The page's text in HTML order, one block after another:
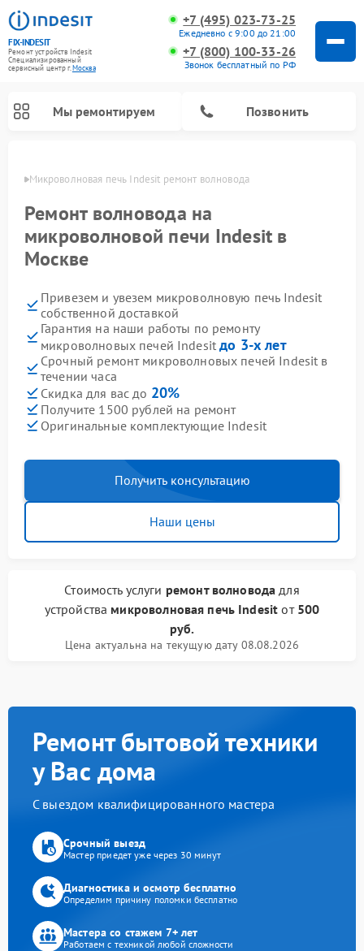
FIX-INDESIT
Ремонт устройств Indesit
Специализированный
cервисный центр г.Москва
+7 (495) 023-73-25
Ежедневно с 9:00 до 21:00
+7 (800) 100-33-26
Звонок бесплатный по РФ
Мы ремонтируем Позвонить
Микроволновая печь Indesit ремонт волновода
Ремонт волновода на
микроволновой печи Indesit в
Москве
Привезем и увезем микроволновую печь Indesit
собственной доставкой
Гарантия на наши работы по ремонту
микроволновых печей Indesitдо 3-х лет
Срочный ремонт микроволновых печей Indesit в
течении часа
Скидка для вас до 20%
Получите 1500 рублей на ремонт
Оригинальные комплектующие Indesit
Получить консультацию
Наши цены
Стоимость услуги ремонт волновода для
устройства микроволновая печь Indesit от 500
руб.
Цена актуальна на текущую дату 08.08.2026
Ремонт бытовой техники
у Вас дома
С выездом квалифицированного мастера
Срочный выезд
Мастер приедет уже через 30 минут
Диагностика и осмотр бесплатно
Определим причину поломки бесплатно
Мастера со стажем 7+ лет
Работаем с техникой любой сложности